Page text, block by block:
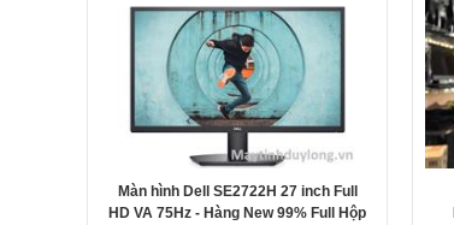
Màn hình Dell SE2722H 27 inch Full
HD VA 75Hz - Hàng New 99% Full Hộp
Thầy giáo Nguyễn Tuấn Hải